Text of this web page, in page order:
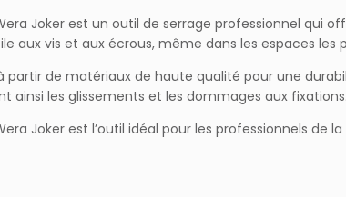
Joker est un outil de serrage professionnel
aux vis et aux écrous, même dans les espaces les
de matériaux de haute qualité pour une
ainsi les glissements et les dommages aux fixations.
Joker est l’outil idéal pour les professionnels